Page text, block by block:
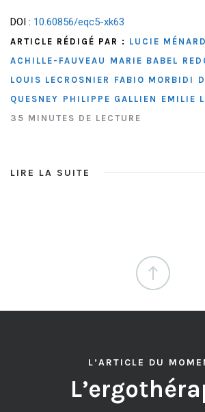
DOI : 10.60856/eqc5-xk63
ARTICLE RÉDIGÉ PAR : LUCIE MÉNARD
ACHILLE-FAUVEAU
MARIE BABEL
LOUIS LECROSNIER
FABIO MORBIDI
QUESNEY PHILIPPE GALLIEN
EMILIE
35 MINUTES DE LECTURE
LIRE LA SUITE
L’ARTICLE DU